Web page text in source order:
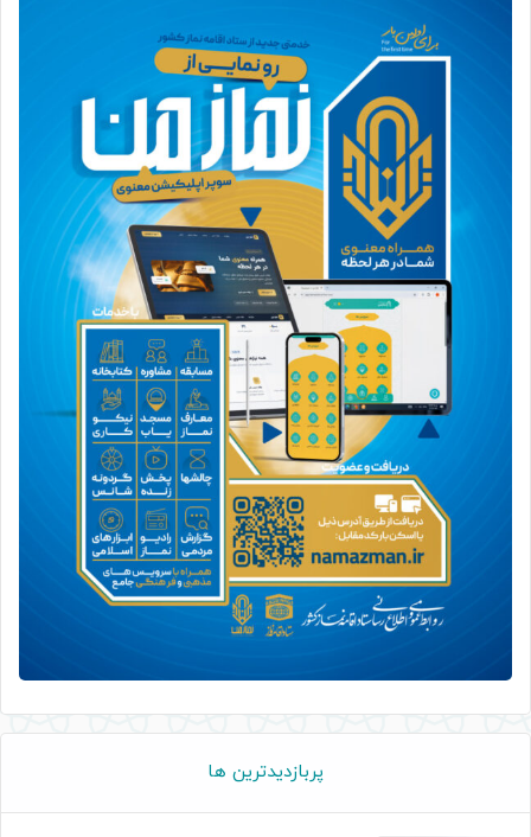
پربازدیدترین ها